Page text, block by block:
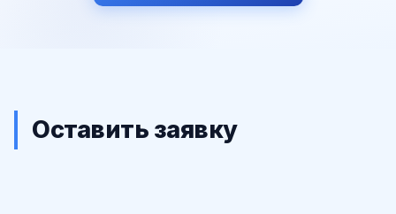
Оставить заявку